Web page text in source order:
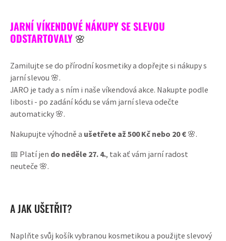
JARNÍ VÍKENDOVÉ NÁKUPY SE SLEVOU
ODSTARTOVALY 🌸
Zamilujte se do přírodní kosmetiky a dopřejte si nákupy s
jarní slevou 🌸.
JARO je tady a s ním i naše víkendová akce. Nakupte podle
libosti - po zadání kódu se vám jarní sleva odečte
automaticky 🌸.
Nakupujte výhodně a ušetřete až 500 Kč nebo 20 € 🌸.
📅 Platí jen do neděle 27. 4., tak ať vám jarní radost
neuteče 🌸.
A JAK UŠETŘIT?
Naplňte svůj košík vybranou kosmetikou a použijte slevový